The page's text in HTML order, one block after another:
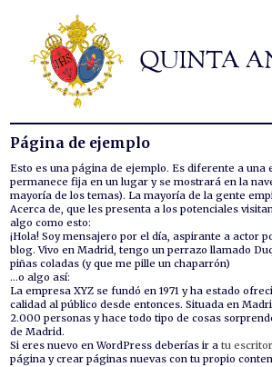
Hermandad
Titulares
Historia y patrimonio
Noticias
Contacto
Formularios
Página de ejemplo
Esto es una página de ejemplo. Es diferente a una
permanece fija en un lugar y se mostrará en la
mayoría de los temas). La mayoría de la gente
Acerca de, que les presenta a los potenciales
algo como esto:
¡Hola! Soy mensajero por el día, aspirante a actor
blog. Vivo en Madrid, tengo un perrazo llamado
piñas coladas (y que me pille un chaparrón)
…o algo así:
La empresa XYZ se fundó en 1971 y ha estado
calidad al público desde entonces. Situada en
2.000 personas y hace todo tipo de cosas
de Madrid.
Si eres nuevo en WordPress deberías ir atu
página y crear páginas nuevas con tu propio